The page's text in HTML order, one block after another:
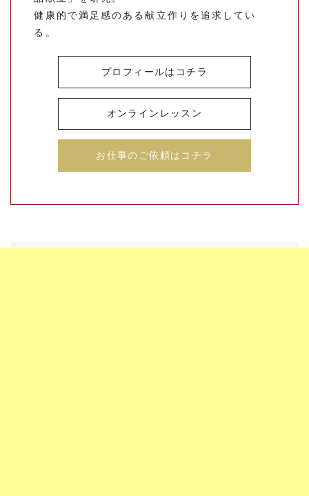
健康的で満足感のある献立作りを追求してい
る。
プロフィールはコチラ
オンラインレッスン
お仕事のご依頼はコチラ